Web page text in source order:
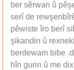
ber sêrwan û
serî de
pêwiste îro berî
şikandin û
berdewam bibe
hîn gurin û me